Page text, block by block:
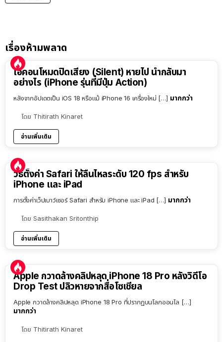
เรื่องห้ามพลาด
ไอคอนโหมดปิดเสียง (Silent) หายไป นำกลับมา
อย่างไร (iPhone รุ่นที่มีปุ่ม Action)
หลังจากอัปเดตเป็น iOS 18 หรือแม้ iPhone 16 เครื่องใหม่ […] มากกว่า
โดย Thitirath Kinaret
อ่านเพิ่มเติม
วิธีตั้งค่า Safari ให้ลื่นไหลระดับ 120 fps สำหรับ
iPhone และ iPad
การตั้งค่าเว็ปเบาว์เซอร์ Safari สำหรับ iPhone และ iPad […] มากกว่า
โดย Sasithakan Sritonthip
อ่านเพิ่มเติม
Apple กวาดล้างคลิปหลุด iPhone 18 Pro หลังวิดีโอ
Drop Test ปลิวหายจากสื่อโซเชียล
Apple กวาดล้างคลิปหลุด iPhone 18 Pro ที่ปรากฏบนโลกออนไล […]
มากกว่า
โดย Thitirath Kinaret